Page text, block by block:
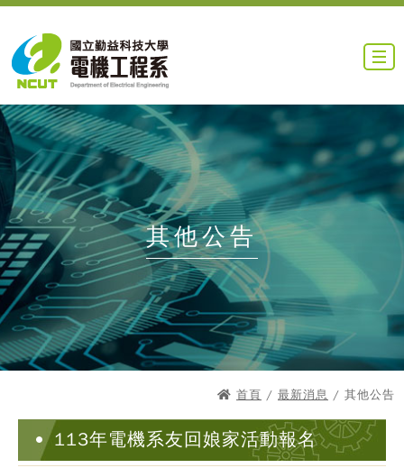
其他公告
首頁 / 最新消息 / 其他公告
113年電機系友回娘家活動報名